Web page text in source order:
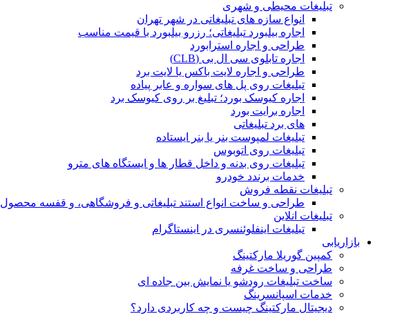
تبلیغات محیطی و شهری
انواع سازه‌ های تبلیغاتی در شهر تهران
اجاره بیلبورد تبلیغاتی؛ رزرو بیلبورد با قیمت مناسب
طراحی و اجاره استرابورد
اجاره تابلوی سی ال بی (CLB)
طراحی و اجاره لایت باکس یا لایت برد
تبلیغات روی پل های سواره و عابر پیاده
اجاره کیوسک بورد؛ تبلیغ بر روی کیوسک برد
اجاره برایت بورد
های برد تبلیغاتی
تبلیغات لمپوست بنر یا بنر ایستاده
تبلیغات روی اتوبوس
تبلیغات روی بدنه و داخل قطار ها و ایستگاه های مترو
خدمات برندد خودرو
تبلیغات نقطه فروش
طراحی و ساخت انواع استند تبلیغاتی و فروشگاهی، و قفسه محصول
تبلیغات انلاین
تبلیغات اینفلوئنسری در اینستاگرام
بازاریابی
کمپین گوریلا مارکتینگ
طراحی و ساخت غرفه
ساخت تبلیغات رودشو یا نمایش بین جاده ای
خدمات اسپانسرینگ
دیجیتال مارکتینگ چیست و چه کاربردی دارد؟